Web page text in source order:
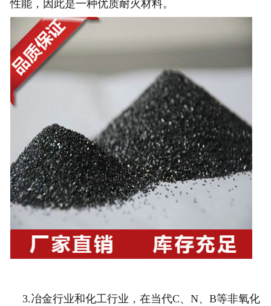
性能，因此是一种优质耐火材料。
3.冶金行业和化工行业，在当代C、N、B等非氧化